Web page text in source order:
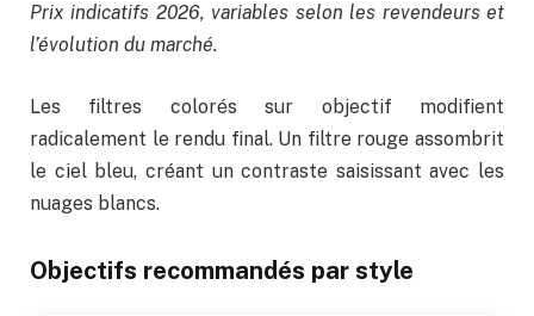
Prix indicatifs 2026, variables selon les revendeurs et
l’évolution du marché.
Les filtres colorés sur objectif modifient
radicalement le rendu final. Un filtre rouge assombrit
le ciel bleu, créant un contraste saisissant avec les
nuages blancs.
Objectifs recommandés par style